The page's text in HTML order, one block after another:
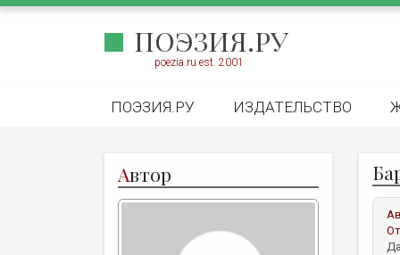
ПОЭЗИЯ.РУ
poezia.ru est. 2001
ПОЭЗИЯ.РУ ИЗДАТЕЛЬСТВО
Автор